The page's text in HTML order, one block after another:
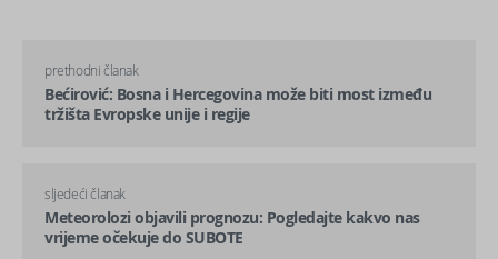
prethodni članak
Bećirović: Bosna i Hercegovina može biti most između
tržišta Evropske unije i regije
sljedeći članak
Meteorolozi objavili prognozu: Pogledajte kakvo nas
vrijeme očekuje do SUBOTE